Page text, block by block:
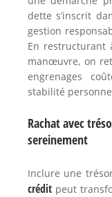
dette s’inscrit
gestion
En restructurant
manœuvre, on
engrenages
stabilité
Rachat avec
sereinement
Inclure une
crédit peut